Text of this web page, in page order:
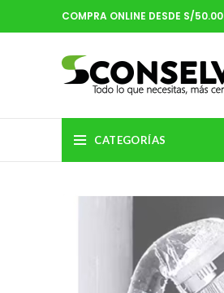
COMPRA ONLINE DESDE S/50.00
CATEGORÍAS